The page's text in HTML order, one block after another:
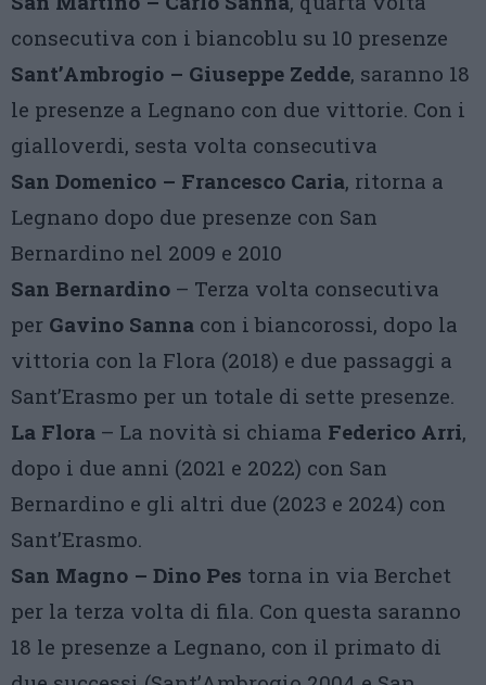
consecutiva con i biancoblu su 10 presenze
Sant’Ambrogio – Giuseppe Zedde, saranno 18
le presenze a Legnano con due vittorie. Con i
gialloverdi, sesta volta consecutiva
San Domenico – Francesco Caria, ritorna a
Legnano dopo due presenze con San
Bernardino nel 2009 e 2010
San Bernardino – Terza volta consecutiva
per Gavino Sanna con i biancorossi, dopo la
vittoria con la Flora (2018) e due passaggi a
Sant’Erasmo per un totale di sette presenze.
La Flora – La novità si chiama Federico Arri,
dopo i due anni (2021 e 2022) con San
Bernardino e gli altri due (2023 e 2024) con
Sant’Erasmo.
San Magno – Dino Pes torna in via Berchet
per la terza volta di fila. Con questa saranno
18 le presenze a Legnano, con il primato di